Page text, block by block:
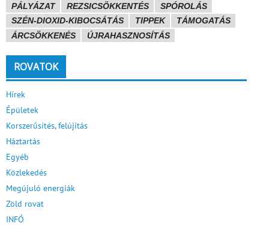
PÁLYÁZAT
REZSICSÖKKENTÉS
SPÓROLÁS
SZÉN-DIOXID-KIBOCSÁTÁS
TIPPEK
TÁMOGATÁS
ÁRCSÖKKENÉS
ÚJRAHASZNOSÍTÁS
ROVATOK
Hírek
Épületek
Korszerűsítés, felújítás
Háztartás
Egyéb
Közlekedés
Megújuló energiák
Zöld rovat
INFÓ